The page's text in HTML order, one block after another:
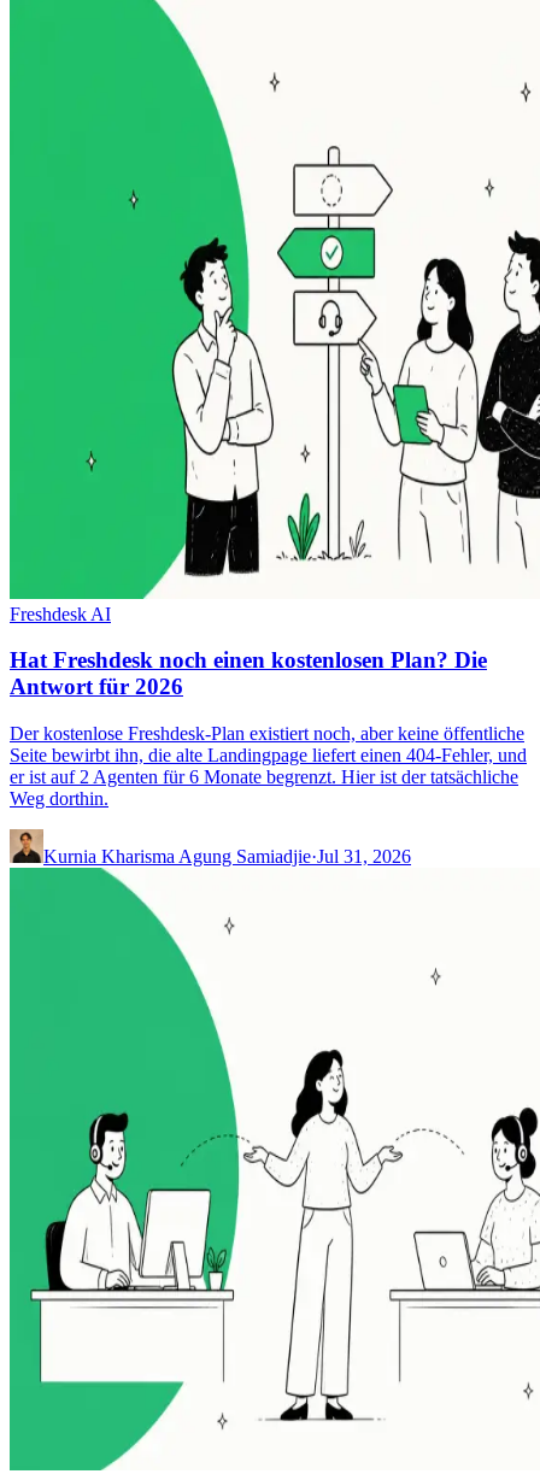
Freshdesk AI
Hat Freshdesk noch einen kostenlosen Plan? Die
Antwort für 2026
Der kostenlose Freshdesk-Plan existiert noch, aber keine öffentliche
Seite bewirbt ihn, die alte Landingpage liefert einen 404-Fehler, und
er ist auf 2 Agenten für 6 Monate begrenzt. Hier ist der tatsächliche
Weg dorthin.
Kurnia Kharisma Agung Samiadjie·Jul 31, 2026